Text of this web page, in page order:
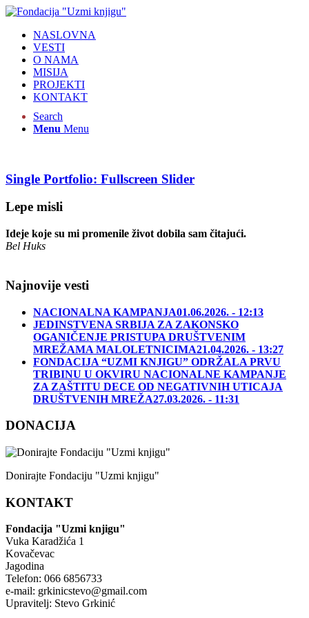
NASLOVNA
VESTI
O NAMA
MISIJA
PROJEKTI
KONTAKT
Search
Menu Menu
Single Portfolio: Fullscreen Slider
Lepe misli
Ideje koje su mi promenile život dobila sam čitajući.
Bel Huks
Najnovije vesti
NACIONALNA KAMPANJA01.06.2026. - 12:13
JEDINSTVENA SRBIJA ZA ZAKONSKO
OGANIČENJE PRISTUPA DRUŠTVENIM
MREŽAMA MALOLETNICIMA21.04.2026. - 13:27
FONDACIJA “UZMI KNJIGU” ODRŽALA PRVU
TRIBINU U OKVIRU NACIONALNE KAMPANJE
ZA ZAŠTITU DECE OD NEGATIVNIH UTICAJA
DRUŠTVENIH MREŽA27.03.2026. - 11:31
DONACIJA
Donirajte Fondaciju "Uzmi knjigu"
KONTAKT
Fondacija "Uzmi knjigu"
Vuka Karadžića 1
Kovačevac
Jagodina
Telefon: 066 6856733
e-mail: grkinicstevo@gmail.com
Upravitelj: Stevo Grkinić